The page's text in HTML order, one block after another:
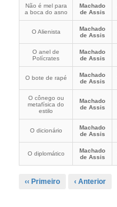
Não é mel para
a boca do asno
Machado
de Assis
O Alienista
Machado
de Assis
O anel de
Polícrates
Machado
de Assis
O bote de rapé
Machado
de Assis
O cônego ou
metafísica do
estilo
Machado
de Assis
O dicionário
Machado
de Assis
O diplomático
Machado
de Assis
‹‹ Primeiro ‹ Anterior